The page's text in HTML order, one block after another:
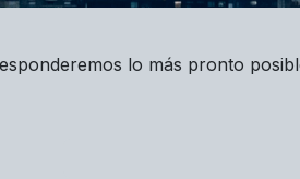
lo más pronto